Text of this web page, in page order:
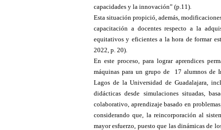
capacidades y la innovación” (p.11).
Esta situación propició, además,
capacitación a docentes respecto a la
equitativos y eficientes a la hora de formar
2022, p. 20).
En este proceso, para lograr aprendices
máquinas para un grupo de 17 alumnos de
Lagos de la Universidad de Guadalajara,
didácticas desde simulaciones situadas,
colaborativo, aprendizaje basado en
considerando que, la reincorporación al
mayor esfuerzo, puesto que las dinámicas de